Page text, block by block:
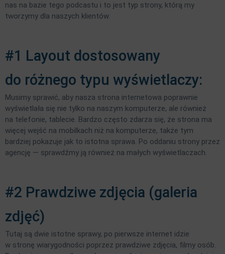
nas na bazie tego podcastu i to jest typ strony, którą my
tworzymy dla naszych klientów.
#1 Layout dostosowany
do różnego typu wyświetlaczy:
Musimy sprawić, aby nasza strona internetowa poprawnie
wyświetlała się nie tylko na naszym komputerze, ale również
na telefonie, tablecie. Bardzo często zdarza się, że strona ma
więcej wejść na mobilkach niż na komputerze, także tym
bardziej pokazuje jak to istotna sprawa. Po oddaniu strony przez
agencję — sprawdźmy ją również na małych wyświetlaczach.
#2 Prawdziwe zdjęcia (galeria
zdjęć)
Tutaj są dwie istotne sprawy, po pierwsze internet idzie
w stronę wiarygodności poprzez prawdziwe zdjęcia, filmy osób.